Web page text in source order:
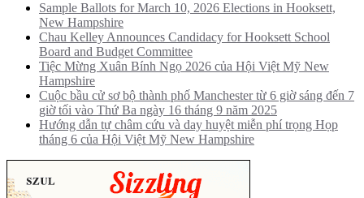
Sample Ballots for March 10, 2026 Elections in Hooksett,
New Hampshire
Chau Kelley Announces Candidacy for Hooksett School
Board and Budget Committee
Tiệc Mừng Xuân Bính Ngọ 2026 của Hội Việt Mỹ New
Hampshire
Cuộc bầu cử sơ bộ thành phố Manchester từ 6 giờ sáng đến 7
giờ tối vào Thứ Ba ngày 16 tháng 9 năm 2025
Hướng dẫn tự châm cứu và day huyệt miễn phí trọng Họp
tháng 6 của Hội Việt Mỹ New Hampshire